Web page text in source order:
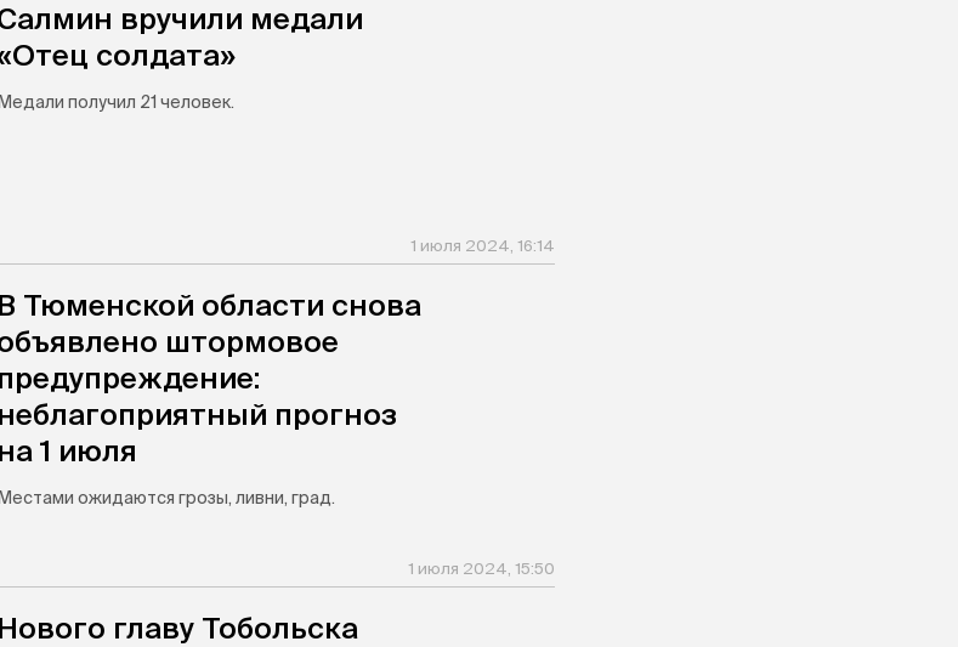
вручили медали
солдата»
Медали получил 21 человек.
1 июля 2024, 16:14
В Тюменской области снова
штормовое
предупреждение:
неблагоприятный прогноз
на 1 июля
Местами ожидаются грозы, ливни, град.
1 июля 2024, 15:50
Нового главу Тобольска